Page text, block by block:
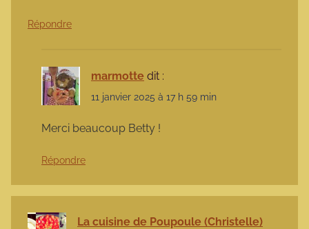
Répondre
marmotte dit :
11 janvier 2025 à 17 h 59 min
Merci beaucoup Betty !
Répondre
La cuisine de Poupoule (Christelle)